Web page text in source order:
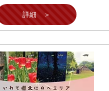
詳細 ＞